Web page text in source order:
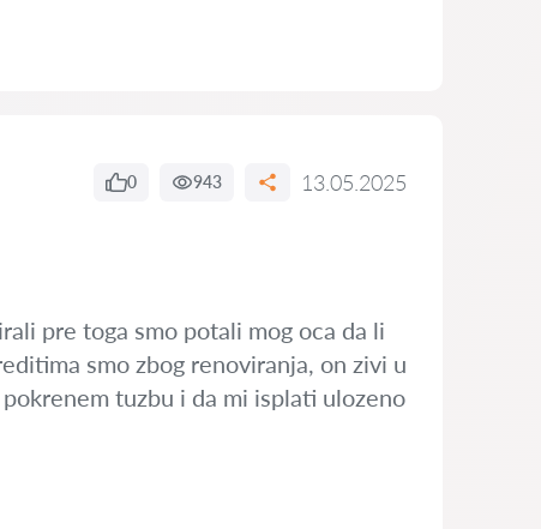
0 943 13.05.2025
pre toga smo potali mog oca da li
smo zbog renoviranja, on zivi u
tuzbu i da mi isplati ulozeno